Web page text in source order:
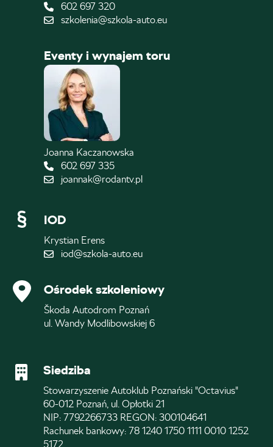
602 697 320
szkolenia@szkola-auto.eu
Eventy i wynajem toru
Joanna Kaczanowska
602 697 335
joannak@rodantv.pl
IOD
Krystian Erens
iod@szkola-auto.eu
Ośrodek szkoleniowy
Škoda Autodrom Poznań
ul. Wandy Modlibowskiej 6
Siedziba
Stowarzyszenie Autoklub Poznański "Octavius"
60-012 Poznań, ul. Opłotki 21
NIP: 7792266733 REGON: 300104641
Rachunek bankowy: 78 1240 1750 1111 0010 1252
5172